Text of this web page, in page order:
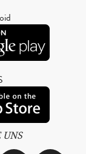
UNS